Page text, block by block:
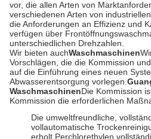
vor, die allen Arten von
verschiedenen Arten von
die Anforderungen an Effizienz und
verfügen über
unterschiedlichen Drehzahlen.
Wir bieten auchWaschmaschinen
Vorschlägen, die die Kommission
auf die Einführung eines neuen
Abwasserentsorgung vorlegen.
WaschmaschinenDie Kommission
Kommission die erforderlichen
Die umweltfreundliche,
vollautomatische
erholt Perchlorethylen